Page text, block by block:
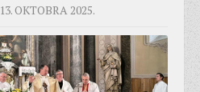
13. OKTOBRA 2025.